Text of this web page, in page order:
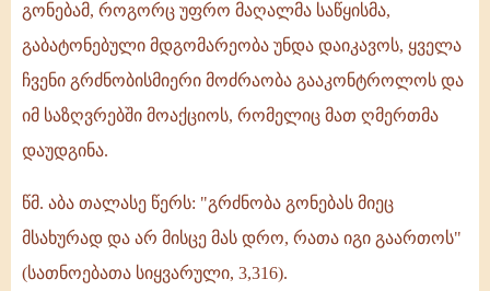
გონებამ, როგორც უფრო მაღალმა საწყისმა,
გაბატონებული მდგომარეობა უნდა დაიკავოს, ყველა
ჩვენი გრძნობისმიერი მოძრაობა გააკონტროლოს და
იმ საზღვრებში მოაქციოს, რომელიც მათ ღმერთმა
დაუდგინა.
წმ. აბა თალასე წერს: "გრძნობა გონებას მიეც
მსახურად და არ მისცე მას დრო, რათა იგი გაართოს"
(სათნოებათა სიყვარული, 3,316).